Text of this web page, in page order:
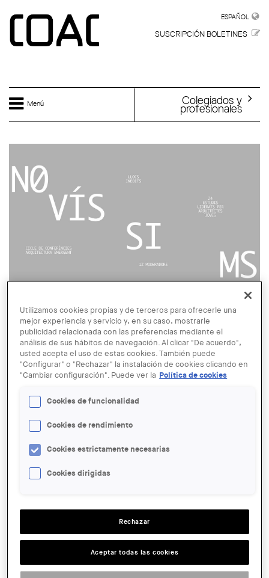
ESPAÑOL
SUSCRIPCIÓN BOLETINES
Menú Colegiados y
profesionales
© Col·legi d'Arquitectes de Catalunya (COAC)
Arquitectura joven en espacios
inéditos: el COAC presenta
"Novísimos"
ÁMBITO:
Arquitectura
PRINTER, EMAIL AND PDF VERSIONS:
PUBLICADO:
El mes de marzo arranca el ciclo de conferencias "Novísimos",
organizado por el COAC en el marco deBarcelona 2026 Capital
Utilizamos cookies propias y de terceros para ofrecerle una
mejor experiencia y servicio y, en su caso, mostrarle
publicidad relacionada con las preferencias mediante el
análisis de sus hábitos de navegación. Al clicar "De acuerdo",
usted acepta el uso de estas cookies. También puede
"Configurar" o "Rechazar" la instalación de cookies clicando en
"Cambiar configuración". Puede ver la Política de cookies
Cookies de funcionalidad
Cookies de rendimiento
Cookies estrictamente necesarias
Cookies dirigidas
Rechazar
Aceptar todas las cookies